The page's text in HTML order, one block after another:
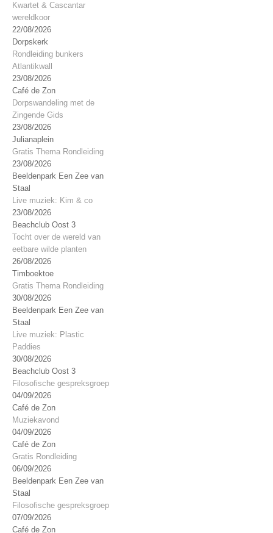
Kwartet & Cascantar
wereldkoor
22/08/2026
Dorpskerk
Rondleiding bunkers
Atlantikwall
23/08/2026
Café de Zon
Dorpswandeling met de
Zingende Gids
23/08/2026
Julianaplein
Gratis Thema Rondleiding
23/08/2026
Beeldenpark Een Zee van
Staal
Live muziek: Kim & co
23/08/2026
Beachclub Oost 3
Tocht over de wereld van
eetbare wilde planten
26/08/2026
Timboektoe
Gratis Thema Rondleiding
30/08/2026
Beeldenpark Een Zee van
Staal
Live muziek: Plastic
Paddies
30/08/2026
Beachclub Oost 3
Filosofische gespreksgroep
04/09/2026
Café de Zon
Muziekavond
04/09/2026
Café de Zon
Gratis Rondleiding
06/09/2026
Beeldenpark Een Zee van
Staal
Filosofische gespreksgroep
07/09/2026
Café de Zon